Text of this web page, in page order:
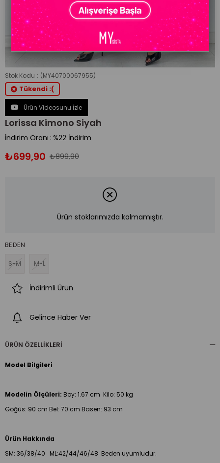
Stok Kodu (MY40700067955)
Tükendi :(
Ürün Videosunu İzle
Lorissa Kimono Siyah
İndirim Oranı : %22 İndirim
₺899,90
₺699,90
Ürün stoklarımızda kalmamıştır.
BEDEN
S-M
M-L
İndirimli Ürün
Gelince Haber Ver
ÜRÜN ÖZELLIKLERI
Model Bilgileri
Modelin Ölçüleri: Boy: 1.67 cm Kilo: 50 kg
Göğüs: 90 cm Bel: 70 cm Basen: 93 cm
Ürün Hakkında
SM: 36/38/40 ML:42/44/46/48 Beden uyumludur.